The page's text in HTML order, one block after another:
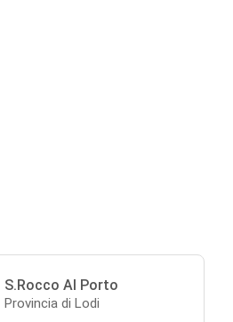
S.Rocco Al Porto
Provincia di Lodi